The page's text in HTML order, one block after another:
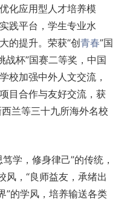
化应用型人才培养模
践平台，学生专业水
的提升。荣获“创青春”国
战杯”国赛二等奖，中国
校加强中外人文交流，
目合作与友好交流，获
兰等三十九所海外名校
学，修身律己”的传统，
风，“良师益友，承绪出
”的学风，培养输送各类